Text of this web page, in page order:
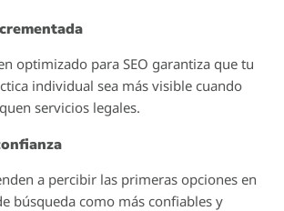
optimizado para SEO garantiza que tu
individual sea más visible cuando
servicios legales.
a percibir las primeras opciones en
búsqueda como más confiables y